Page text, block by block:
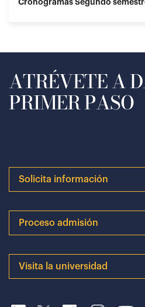
ATRÉVETE A
PRIMER PASO
Solicita información
Proceso admisión
Visita la universidad